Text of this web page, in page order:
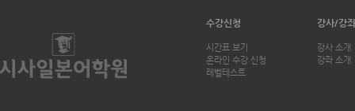
수강신청
시간표 보기
온라인 수강 신청
레벨테스트
강사/강좌
강사 소개
강좌 소개